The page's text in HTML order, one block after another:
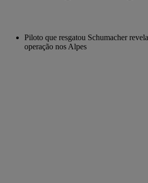
Piloto que resgatou Schumacher
operação nos Alpes